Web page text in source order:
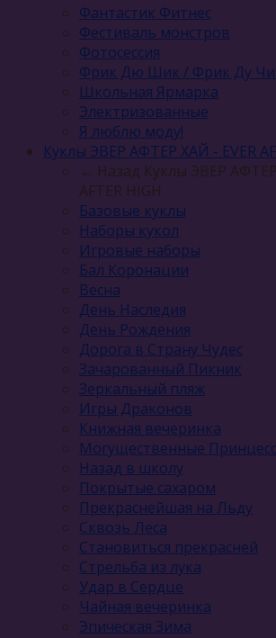
Фантастик Фитнес
Фестиваль монстров
Фотосессия
Фрик Дю Шик / Фрик Ду
Школьная Ярмарка
Электризованные
Я люблю моду!
Куклы ЭВЕР АФТЕР ХАЙ - EVER
← Назад Куклы ЭВЕР
AFTER HIGH
Базовые куклы
Наборы кукол
Игровые наборы
Бал Коронации
Весна
День Наследия
День Рождения
Дорога в Страну Чудес
Зачарованный Пикник
Зеркальный пляж
Игры Драконов
Книжная вечеринка
Могущественные
Назад в школу
Покрытые сахаром
Прекраснейшая на Льду
Сквозь Леса
Становиться прекрасней
Стрельба из лука
Удар в Сердце
Чайная вечеринка
Эпическая Зима